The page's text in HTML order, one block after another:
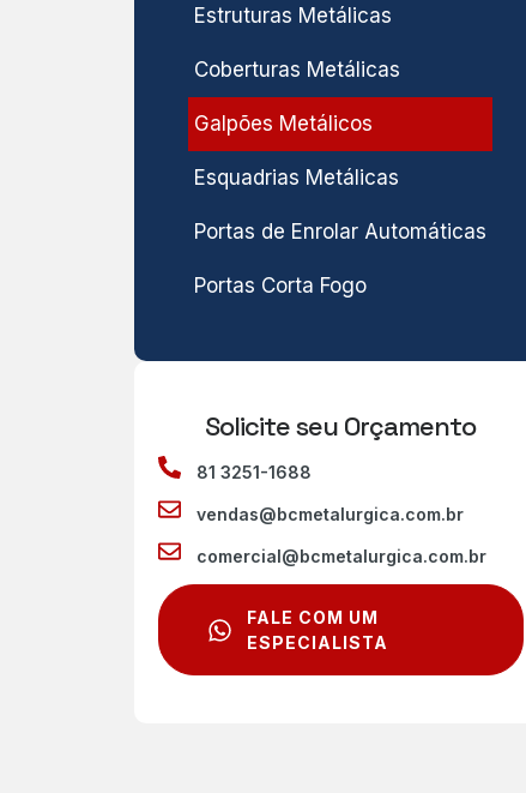
Estruturas Metálicas
Coberturas Metálicas
Galpões Metálicos
Esquadrias Metálicas
Portas de Enrolar Automáticas
Portas Corta Fogo
Solicite seu Orçamento
81 3251-1688
vendas@bcmetalurgica.com.br
comercial@bcmetalurgica.com.br
FALE COM UM
ESPECIALISTA